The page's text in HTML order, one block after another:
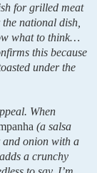
for grilled meat
what to think…
this because
under the
When
(a salsa
and onion with a
a crunchy